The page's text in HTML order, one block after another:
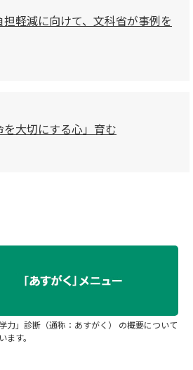
軽減に向けて、文科省が事例を
大切にする心」育む
学力」診断（通称：あすがく） の概要について
ます。